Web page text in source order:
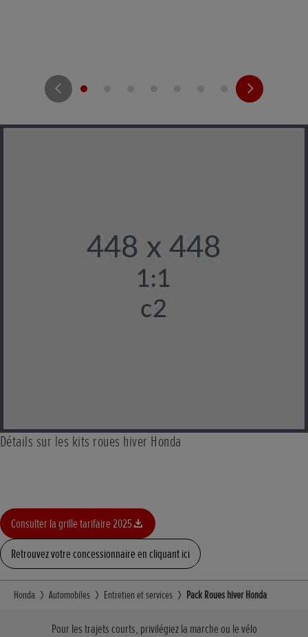
Détails sur les kits roues hiver Honda
Consulter la grille tarifaire 2025
Retrouvez votre concessionnaire en cliquant ici
Honda Automobiles Entretien et services Pack Roues hiver Honda
Pour les trajets courts, privilégiez la marche ou le vélo